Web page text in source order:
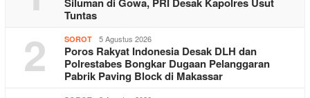
Tuntas
2 SOROT 5 Agustus 2026
Poros Rakyat Indonesia Desak DLH dan
Polrestabes Bongkar Dugaan Pelanggaran
Pabrik Paving Block di Makassar